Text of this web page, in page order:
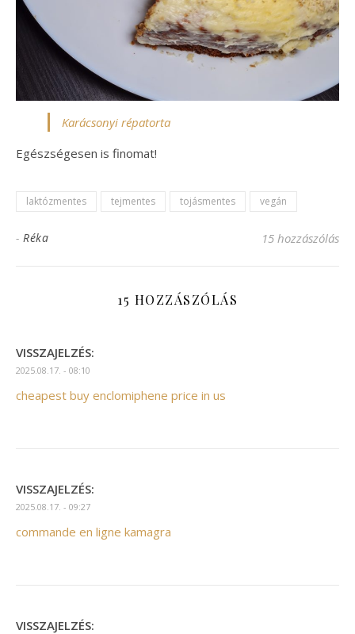
Karácsonyi répatorta
Egészségesen is finomat!
laktózmentes tejmentes tojásmentes vegán
- Réka 15 hozzászólás
15 HOZZÁSZÓLÁS
VISSZAJELZÉS:
2025.08.17. - 08:10
cheapest buy enclomiphene price in us
VISSZAJELZÉS:
2025.08.17. - 09:27
commande en ligne kamagra
VISSZAJELZÉS: